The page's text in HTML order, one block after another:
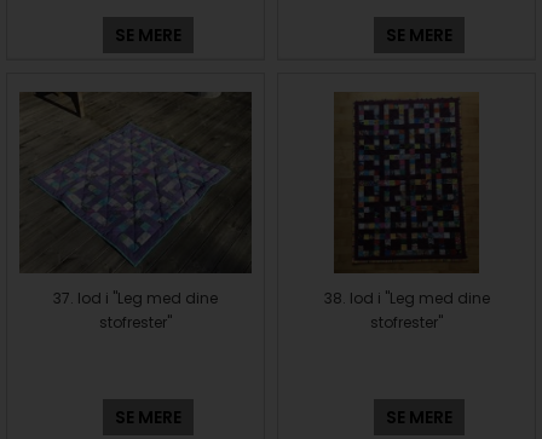
SE MERE SE MERE
37. lod i "Leg med dine
stofrester"
SE MERE
38. lod i "Leg med dine
stofrester"
SE MERE